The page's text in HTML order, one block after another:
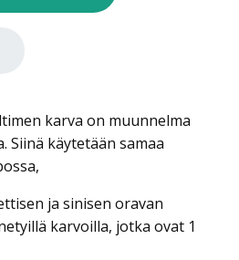
karva on muunnelma
Siinä käytetään samaa
ja sinisen oravan
karvoilla, jotka ovat 1